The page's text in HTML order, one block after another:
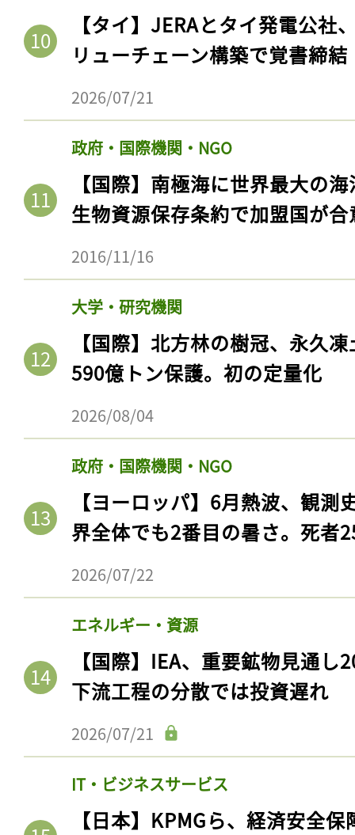
【タイ】JERAとタイ発電公社
リューチェーン構築で覚書締結
2026/07/21
政府・国際機関・NGO
【国際】南極海に世界最大の
生物資源保存条約で加盟国が合
2016/11/16
大学・研究機関
【国際】北方林の樹冠、永久
590億トン保護。初の定量化
2026/08/04
政府・国際機関・NGO
【ヨーロッパ】6月熱波、観
界全体でも2番目の暑さ。死者
2026/07/22
エネルギー・資源
【国際】IEA、重要鉱物見通
下流工程の分散では投資遅れ
2026/07/21
IT・ビジネスサービス
【日本】KPMGら、経済安全
記事をお気に入りに
ログインが必
ログイン